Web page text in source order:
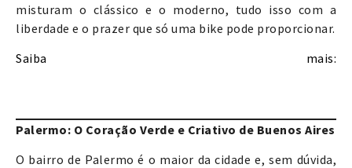
misturam o clássico e o moderno, tudo isso com a
liberdade e o prazer que só uma bike pode proporcionar.
Saiba mais:
Palermo: O Coração Verde e Criativo de Buenos Aires
O bairro de Palermo é o maior da cidade e, sem dúvida,